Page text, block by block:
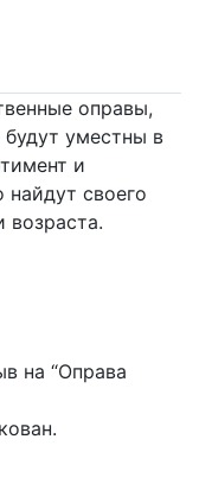
оправы,
будут уместны в
и
найдут своего
возраста.
на “Оправа